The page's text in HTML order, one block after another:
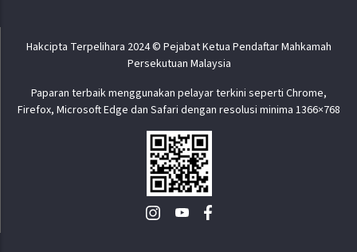
Hakcipta Terpelihara 2024 © Pejabat Ketua Pendaftar Mahkamah
Persekutuan Malaysia
Paparan terbaik menggunakan pelayar terkini seperti Chrome,
Firefox, Microsoft Edge dan Safari dengan resolusi minima 1366×768